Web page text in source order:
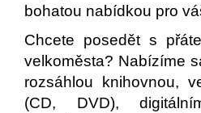
bohatou nabídkou pro
Chcete posedět s
velkoměsta? Nabízíme
rozsáhlou knihovnou,
(CD, DVD),